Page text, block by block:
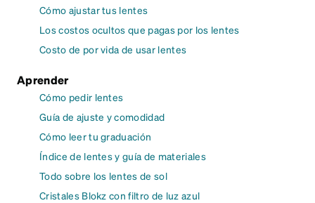
Cómo ajustar tus lentes
Los costos ocultos que pagas por los lentes
Costo de por vida de usar lentes
Aprender
Cómo pedir lentes
Guía de ajuste y comodidad
Cómo leer tu graduación
Índice de lentes y guía de materiales
Todo sobre los lentes de sol
Cristales Blokz con filtro de luz azul